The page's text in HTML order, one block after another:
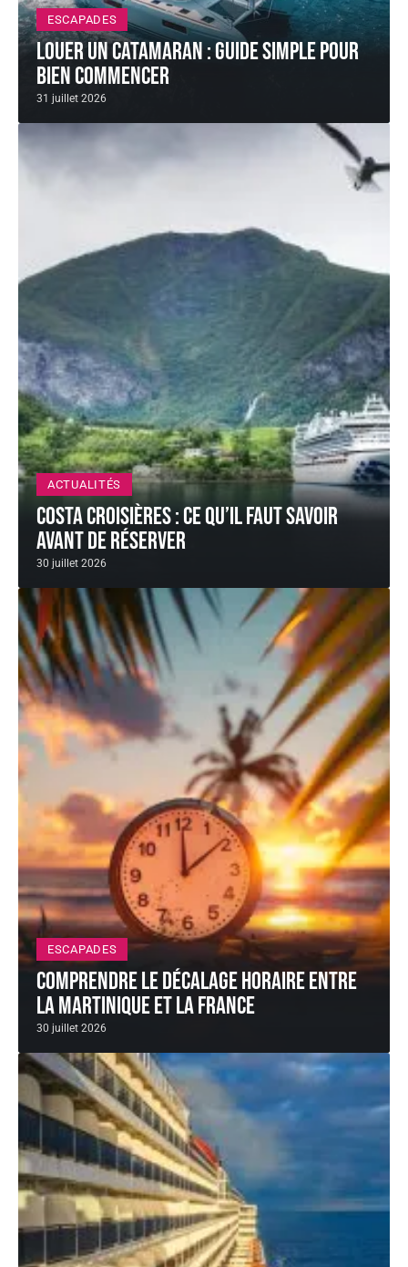
ESCAPADES
Louer un catamaran : guide simple pour
bien commencer
31 juillet 2026
ACTUALITÉS
Costa Croisières : ce qu’il faut savoir
avant de réserver
30 juillet 2026
ESCAPADES
Comprendre le décalage horaire entre
la Martinique et la France
30 juillet 2026